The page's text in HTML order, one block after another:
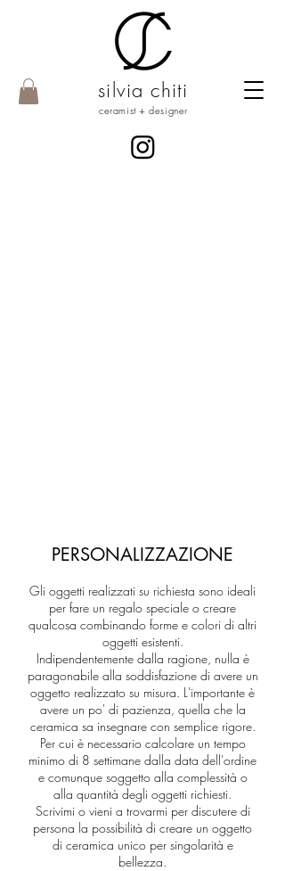
silvia chiti
ceramist + designer
PERSONALIZZAZIONE
Gli oggetti realizzati su richiesta sono ideali
per fare un regalo speciale o creare
qualcosa combinando forme e colori di altri
oggetti esistenti.
Indipendentemente dalla ragione, nulla è
paragonabile alla soddisfazione di avere un
oggetto realizzato su misura. L'importante è
avere un po' di pazienza, quella che la
ceramica sa insegnare con semplice rigore.
Per cui è necessario calcolare un tempo
minimo di 8 settimane dalla data dell'ordine
e comunque soggetto alla complessità o
alla quantità degli oggetti richiesti.
Scrivimi o vieni a trovarmi per discutere di
persona la possibilità di creare un oggetto
di ceramica unico per singolarità e
bellezza.